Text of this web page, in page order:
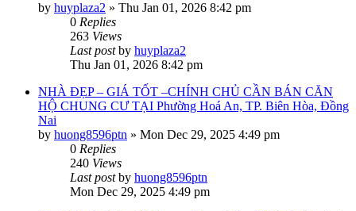
by huyplaza2 » Thu Jan 01, 2026 8:42 pm
0 Replies
263 Views
Last postby huyplaza2
Thu Jan 01, 2026 8:42 pm
NHÀ ĐẸP – GIÁ TỐT –CHÍNH CHỦ CẦN BÁN CĂN
HỘ CHUNG CƯ TẠI Phường Hoá An, TP. Biên Hòa, Đồng
Nai
by huong8596ptn » Mon Dec 29, 2025 4:49 pm
0 Replies
240 Views
Last postby huong8596ptn
Mon Dec 29, 2025 4:49 pm